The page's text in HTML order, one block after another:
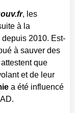
, les
à la
2010. Est-
à sauver des
que
et de leur
a été influencé